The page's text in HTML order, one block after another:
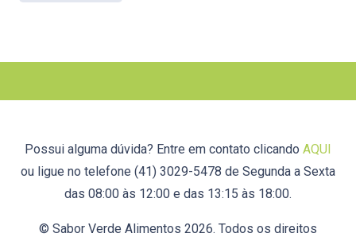
Possui alguma dúvida? Entre em contato clicando AQUI
ou ligue no telefone (41) 3029-5478 de Segunda a Sexta
das 08:00 às 12:00 e das 13:15 às 18:00.
© Sabor Verde Alimentos 2026. Todos os direitos